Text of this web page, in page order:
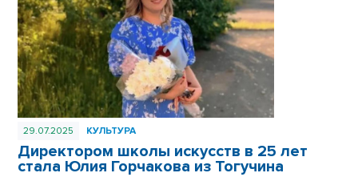
29.07.2025 КУЛЬТУРА
Директором школы искусств в 25 лет
стала Юлия Горчакова из Тогучина